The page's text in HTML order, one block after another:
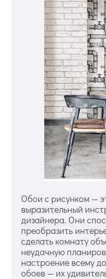
Обои с рисунком —
выразительный
дизайнера. Они
преобразить
сделать комнату
неудачную
настроение всему
обоев — их